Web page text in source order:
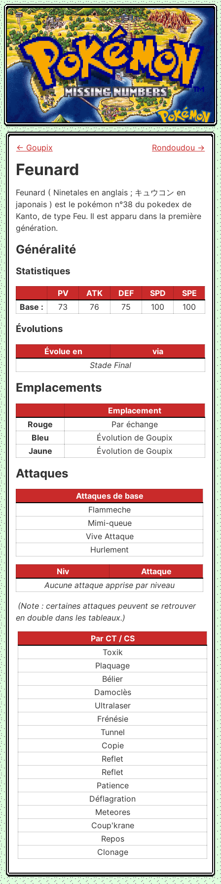
Skip to main content
← Goupix Rondoudou →
Feunard
Feunard ( Ninetales en anglais ; キュウコン en
japonais ) est le pokémon n°38 du pokedex de
Kanto, de type Feu. Il est apparu dans la première
génération.
Généralité
Statistiques
PV ATK DEF SPD
SPE
Base :
73 76 75 100 100
Évolutions
Évolue en
via
Stade Final
Emplacements
Emplacement
Rouge
Par échange
Bleu
Évolution de Goupix
Jaune
Évolution de Goupix
Attaques
Attaques de base
Flammeche
Mimi-queue
Vive Attaque
Hurlement
Niv
Attaque
Aucune attaque apprise par niveau
(Note : certaines attaques peuvent se retrouver
en double dans les tableaux.)
Par CT / CS
Toxik
Plaquage
Bélier
Damoclès
Ultralaser
Frénésie
Tunnel
Copie
Reflet
Reflet
Patience
Déflagration
Meteores
Coup'krane
Repos
Clonage